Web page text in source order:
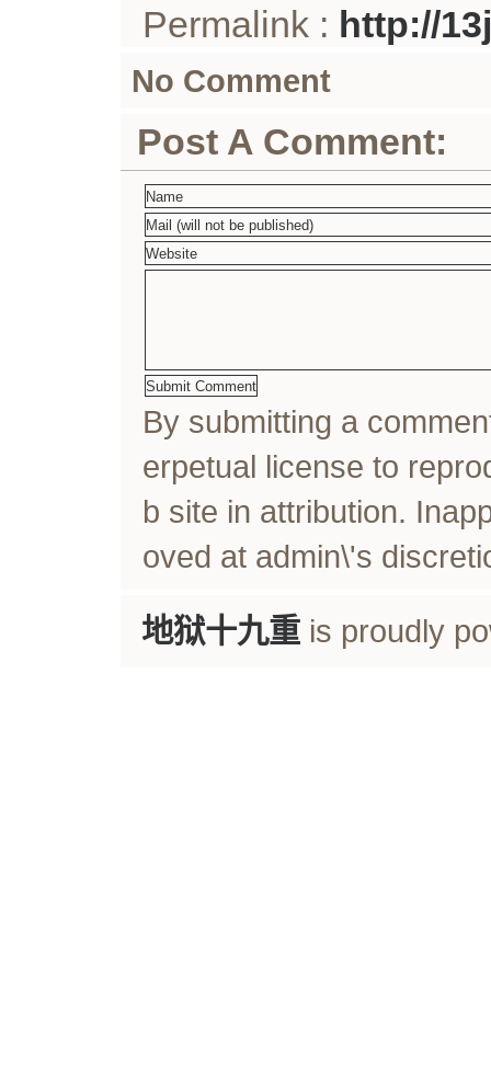
Permalink : http://
No Comment
Post A Comment:
By submitting a
erpetual license to
b site in attribution.
oved at admin\'s
地狱十九重is proudly